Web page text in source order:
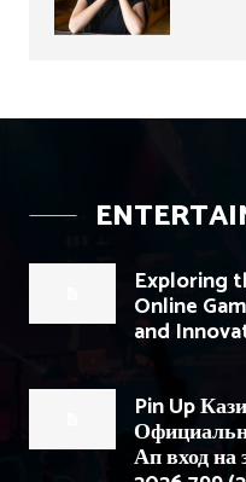
Exploring
Online
and
Pin Up
Ап вход на